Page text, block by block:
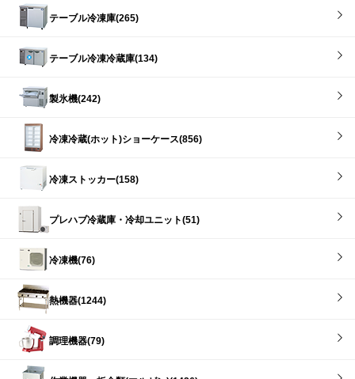
テーブル冷凍庫(265)
テーブル冷凍冷蔵庫(134)
製氷機(242)
冷凍冷蔵(ホット)ショーケース(856)
冷凍ストッカー(158)
プレハブ冷蔵庫・冷却ユニット(51)
冷凍機(76)
熱機器(1244)
調理機器(79)